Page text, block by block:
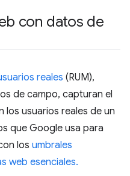
con datos de
reales (RUM),
de campo, capturan el
los usuarios reales de un
que Google usa para
los umbrales
web esenciales.